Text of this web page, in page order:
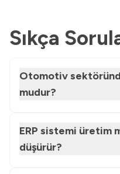
Sıkça
Otomotiv
mudur?
ERP sistemi üretim
düşürür?